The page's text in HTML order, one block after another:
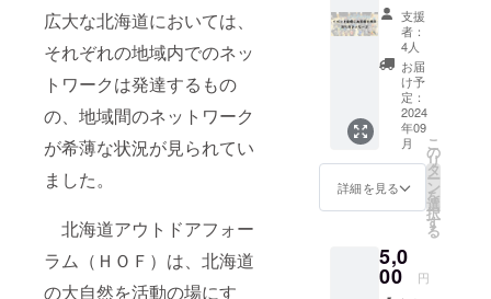
広大な北海道においては、
それぞれの地域内でのネッ
トワークは発達するもの
の、地域間のネットワーク
が希薄な状況が見られてい
ました。
北海道アウトドアフォー
ラム（ＨＯＦ）は、北海道
の⼤⾃然を活動の場にす
日、会
場にお
名前を
掲示さ
せてい
ただき
ます。
※支援
時、必
ず備考
欄に掲
前をご
記入く
ださ
名前を
掲示・
お礼の
メッ
セー
ジ】 感
謝の気
持ちを
込め
て、お
礼の
メッ
セージ
金受領
書をお
送りし
支援
者：
4人
お届
け予
定：
2024
年09
月
詳細を見る
こ
の
リ
タ
ー
ン
を
選
択
す
る
5,0
00 円